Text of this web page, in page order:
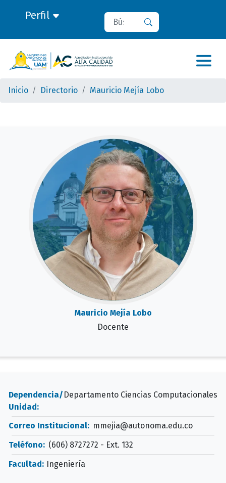
Perfil Buscar
Inicio Directorio Mauricio Mejía Lobo
Mauricio Mejía Lobo
Docente
Dependencia/
Unidad:
Departamento Ciencias Computacionales
Correo Institucional: mmejia@autonoma.edu.co
Teléfono: (606) 8727272 - Ext. 132
Facultad: Ingeniería